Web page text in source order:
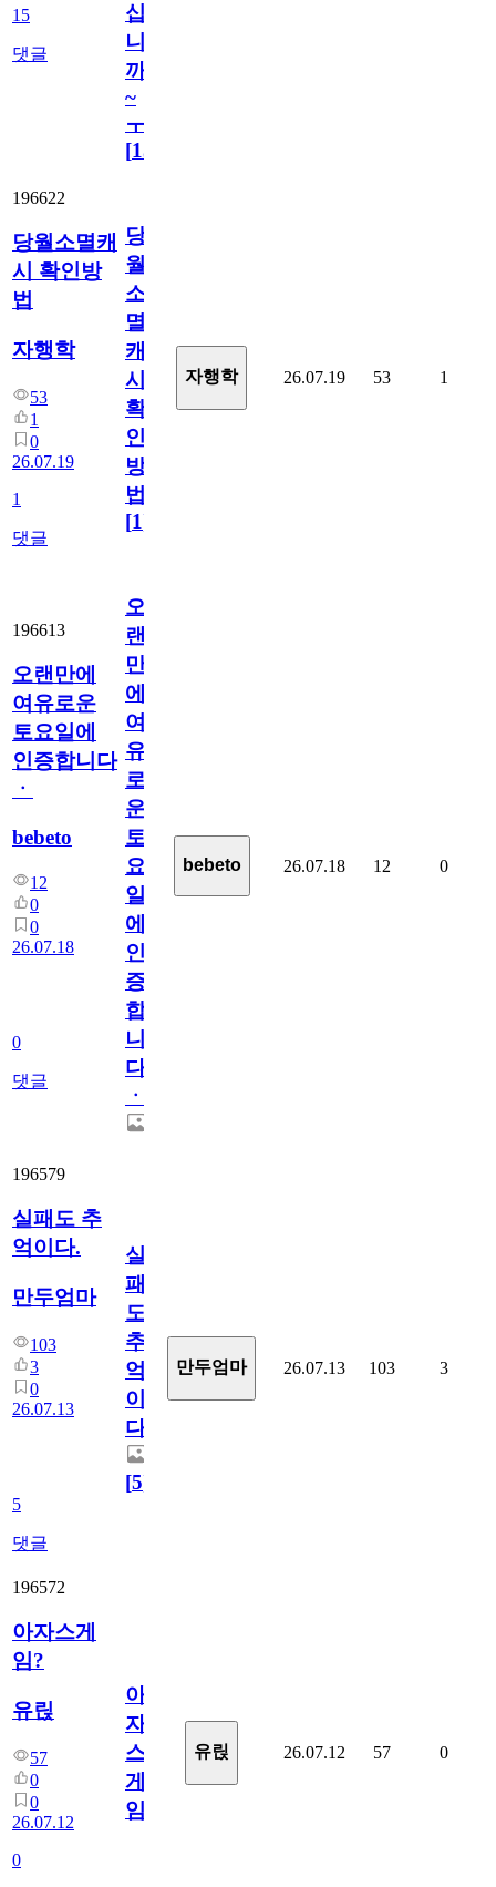
15
댓글
십
니
까
~
ㅜ
[15
196622
당월소멸캐
시 확인방
법
자행학
53
1
0
26.07.19
1
댓글
당
월
소
멸
캐
시
확
인
방
법
[1]
자행학 26.07.19 53 1
196613
오랜만에
여유로운
토요일에
인증합니다
ㆍ
bebeto
12
0
0
26.07.18
0
댓글
오
랜
만
에
여
유
로
운
토
요
일
에
인
증
합
니
다
ㆍ
bebeto 26.07.18 12 0
196579
실패도 추
억이다.
만두엄마
103
3
0
26.07.13
5
댓글
실
패
도
추
억
이
다.
[5]
만두엄마 26.07.13 103 3
196572
아자스게
임?
유릱
57
0
0
26.07.12
0
아
자
스
게
임?
유릱 26.07.12 57 0